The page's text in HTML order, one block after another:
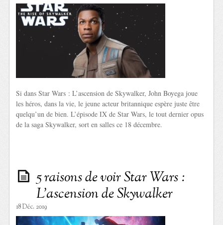
Si dans Star Wars : L’ascension de Skywalker, John Boyega joue
les héros, dans la vie, le jeune acteur britannique espère juste être
quelqu’un de bien. L’épisode IX de Star Wars, le tout dernier opus
de la saga Skywalker, sort en salles ce 18 décembre.
5 raisons de voir Star Wars :
L’ascension de Skywalker
18 Déc. 2019